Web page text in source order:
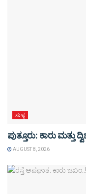
ಸುಳ್ಯ
ಪುತ್ತೂರು: ಕಾರು ಮತ್ತು
AUGUST 8, 2026